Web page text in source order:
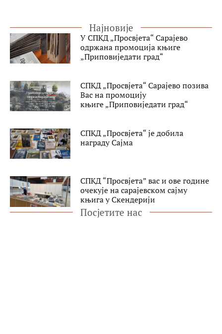
Најновије
У СПКД „Просвјета“ Сарајево
одржана промоција књиге
„Приповиједати град“
СПКД „Просвјета“ Сарајево позива
Вас на промоцију
књиге „Приповиједати град“
СПКД „Просвјета“ је добила
награду Сајма
СПКД “Просвјета” вас и ове године
очекује на сарајевском сајму
књига у Скендерији
Посјетите нас